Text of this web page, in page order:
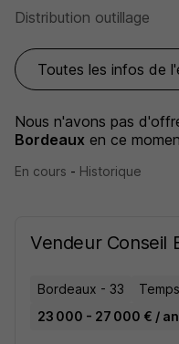
Distribution outillage
Toutes les infos de
Nous n'avons pas
Bordeaux en ce
En cours - Historique
Vendeur Conseil
Bordeaux - 33
23 000 - 27 000 € / an